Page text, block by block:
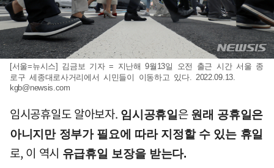
[서울=뉴시스] 김금보 기자 = 지난해 9월13일 오전 출근 시간 서울 종
로구 세종대로사거리에서 시민들이 이동하고 있다. 2022.09.13.
kgb@newsis.com
임시공휴일도 알아보자. 임시공휴일 은 원래 공휴일은
아니지만 정부가 필요에 따라 지정할 수 있는 휴일
로, 이 역시 유급휴일 보장을 받는다.